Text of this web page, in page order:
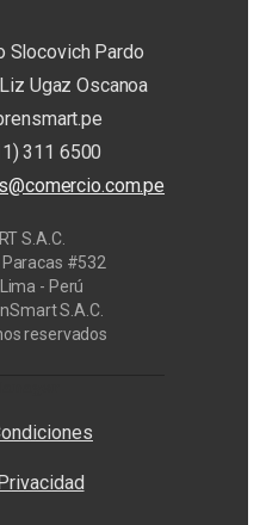
Slocovich Pardo
Ugaz Oscanoa
311 6500
S.A.C.
#532
- Perú
S.A.C.
reservados